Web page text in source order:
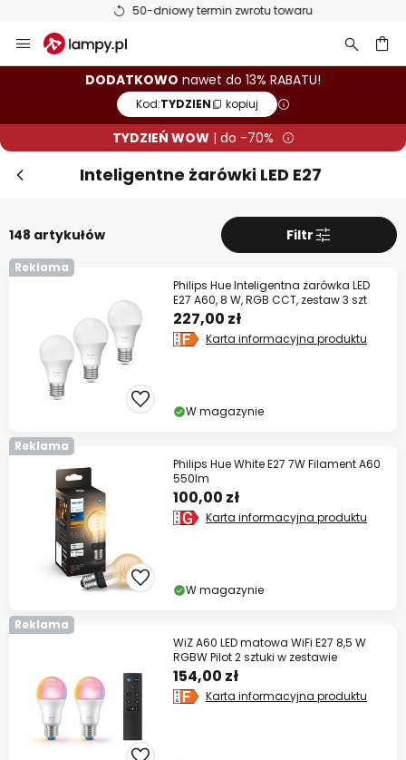
50-dniowy termin zwrotu towaru
Przejdź
do
DODATKOWO nawet do 13% RABATU!
Kod:TYDZIEN kopiuj
TYDZIEŃ WOW| do -70%
Inteligentne żarówki LED E27
148 artykułów Filtr
Reklama
Philips Hue Inteligentna żarówka LED
E27 A60, 8 W, RGB CCT, zestaw 3 szt
227,00 zł
Karta informacyjna produktu
W magazynie
Reklama
Philips Hue White E27 7W Filament A60
550lm
100,00 zł
Karta informacyjna produktu
W magazynie
Reklama
WiZ A60 LED matowa WiFi E27 8,5 W
RGBW Pilot 2 sztuki w zestawie
154,00 zł
Karta informacyjna produktu
TYDZIEŃ WOW! Dodatkowo do 13%
rabatu!
10% RABATUod 399 zł
13% RABATUod 699 zł
kopiuj
* producenci wykluczeni z promocji